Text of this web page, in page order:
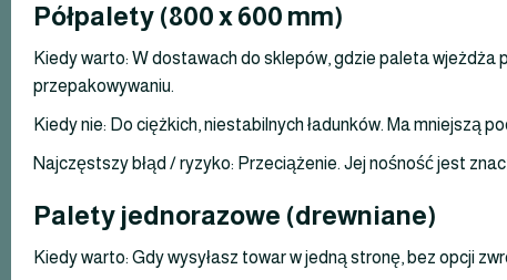
Półpalety (800 x 600 mm)
Kiedy warto: W dostawach do sklepów, gdzie paleta
przepakowywaniu.
Kiedy nie: Do ciężkich, niestabilnych ładunków. Ma mniejszą
Najczęstszy błąd / ryzyko: Przeciążenie. Jej nośność jest
Palety jednorazowe (drewniane)
Kiedy warto: Gdy wysyłasz towar w jedną stronę, bez opcji